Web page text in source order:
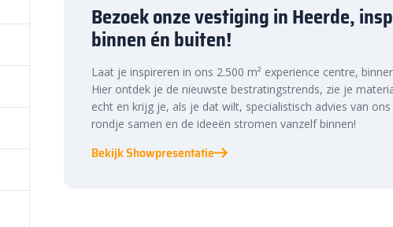
Bezoek onze vestiging in Heerde,
binnen én buiten!
Laat je inspireren in ons 2.500 m² experience centre,
Hier ontdek je de nieuwste bestratingstrends, zie je
echt en krijg je, als je dat wilt, specialistisch advies van ons
rondje samen en de ideeën stromen vanzelf binnen!
Bekijk Showpresentatie